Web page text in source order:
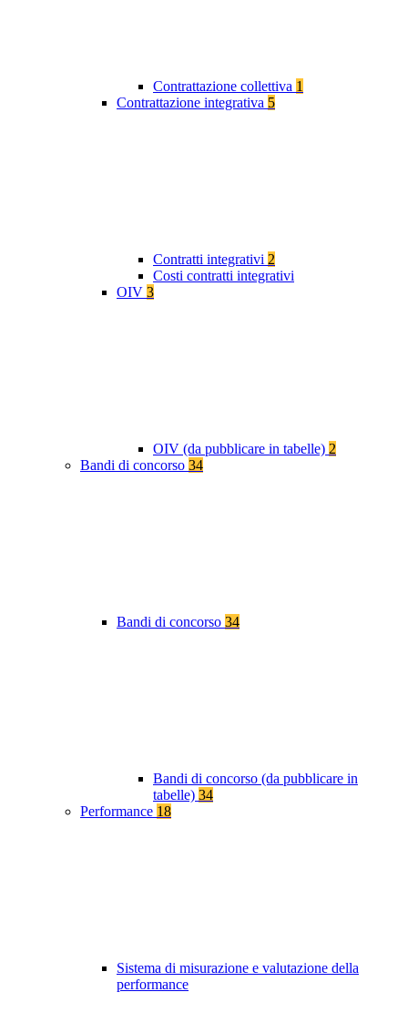
Contrattazione collettiva 1
Contrattazione integrativa 5
Contratti integrativi 2
Costi contratti integrativi
OIV 3
OIV (da pubblicare in tabelle) 2
Bandi di concorso 34
Bandi di concorso 34
Bandi di concorso (da pubblicare in
tabelle) 34
Performance 18
Sistema di misurazione e valutazione della
performance